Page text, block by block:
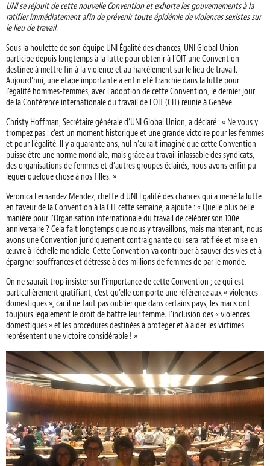
UNI se réjouit de cette nouvelle Convention et exhorte les gouvernements à la
ratifier immédiatement afin de prévenir toute épidémie de violences sexistes sur
le lieu de travail.
Sous la houlette de son équipe UNI Égalité des chances, UNI Global Union
participe depuis longtemps à la lutte pour obtenir à l’OIT une Convention
destinée à mettre fin à la violence et au harcèlement sur le lieu de travail.
Aujourd’hui, une étape importante a enfin été franchie dans la lutte pour
l’égalité hommes-femmes, avec l’adoption de cette Convention, le dernier jour
de la Conférence internationale du travail de l’OIT (CIT) réunie à Genève.
Christy Hoffman, Secrétaire générale d’UNI Global Union, a déclaré : « Ne vous y
trompez pas : c’est un moment historique et une grande victoire pour les femmes
et pour l’égalité. Il y a quarante ans, nul n’aurait imaginé que cette Convention
puisse être une norme mondiale, mais grâce au travail inlassable des syndicats,
des organisations de femmes et d’autres groupes éclairés, nous avons enfin pu
léguer quelque chose à nos filles. »
Veronica Fernandez Mendez, cheffe d’UNI Égalité des chances qui a mené la lutte
en faveur de la Convention à la CIT cette semaine, a ajouté : « Quelle plus belle
manière pour l’Organisation internationale du travail de célébrer son 100e
anniversaire ? Cela fait longtemps que nous y travaillons, mais maintenant, nous
avons une Convention juridiquement contraignante qui sera ratifiée et mise en
œuvre à l’échelle mondiale. Cette Convention va contribuer à sauver des vies et à
épargner souffrances et détresse à des millions de femmes de par le monde.
On ne saurait trop insister sur l’importance de cette Convention ; ce qui est
particulièrement gratifiant, c’est qu’elle comporte une référence aux « violences
domestiques », car il ne faut pas oublier que dans certains pays, les maris ont
toujours légalement le droit de battre leur femme. L’inclusion des « violences
domestiques » et les procédures destinées à protéger et à aider les victimes
représentent une victoire considérable ! »